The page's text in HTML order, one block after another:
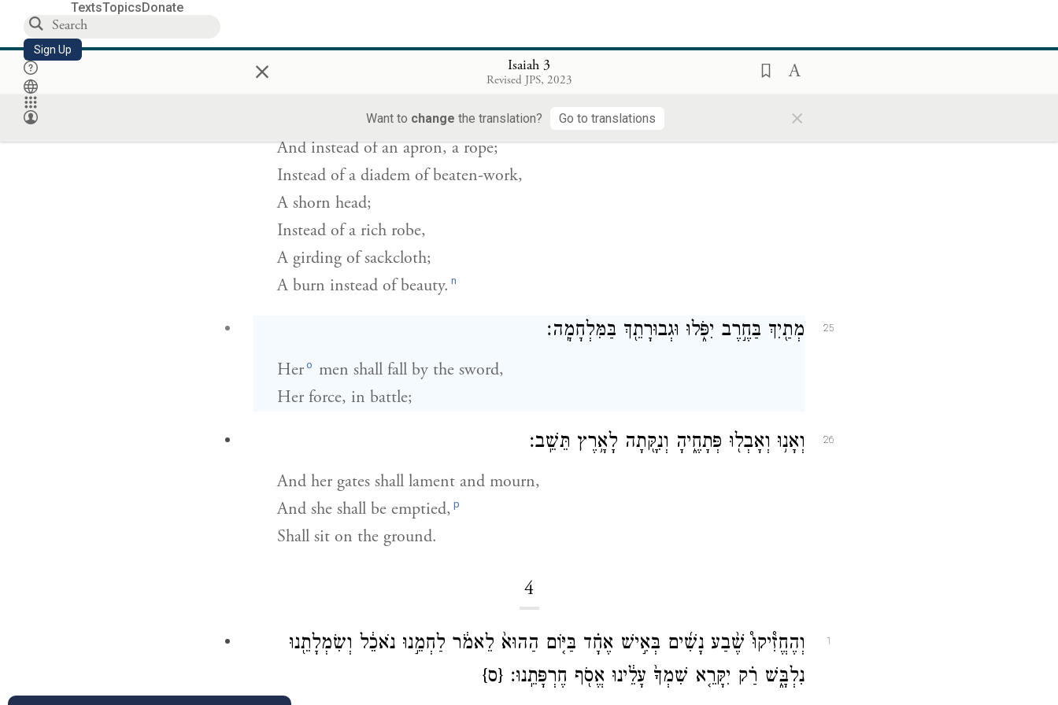
TextsTopicsDonate
Sign Up × Isaiah 3
Revised JPS, 2023
Want to change the translation? Go to translations ×
וְתַ֥חַת פְּתִיגִ֖יל מַחֲגֹ֣רֶת שָׂ֑ק כִּי־תַ֖חַת יֹֽפִי׃
Instead of perfume, there shall be rot;
And instead of an apron, a rope;
Instead of a diadem of beaten-work,
A shorn head;
Instead of a rich robe,
A girding of sackcloth;
A burn instead of beauty. n
25 מְתַ֖יִךְ בַּחֶ֣רֶב יִפֹּ֑לוּ וּגְבוּרָתֵ֖ךְ בַּמִּלְחָמָֽה׃
Hero men shall fall by the sword,
Her force, in battle;
26 וְאָנ֥וּ וְאָבְל֖וּ פְּתָחֶ֑יהָ וְנִקָּ֖תָה לָאָ֥רֶץ תֵּשֵֽׁב׃
And her gates shall lament and mourn,
And she shall be emptied, p
Shall sit on the ground.
4
1
וְהֶחֱזִ֩יקוּ֩ שֶׁ֨בַע נָשִׁ֜ים בְּאִ֣ישׁ אֶחָ֗ד בַּיּ֤וֹם הַהוּא֙ לֵאמֹ֔ר לַחְמֵ֣נוּ נֹאכֵ֔ל וְשִׂמְלָתֵ֖נוּ
נִלְבָּ֑שׁ רַ֗ק יִקָּרֵ֤א שִׁמְךָ֙ עָלֵ֔ינוּ אֱסֹ֖ף חֶרְפָּתֵֽנוּ׃ {ס}